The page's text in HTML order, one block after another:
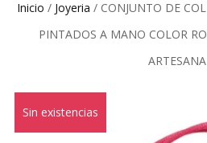
Inicio / Joyeria / CONJUNTO DE
PINTADOS A MANO COLOR
Sin existencias